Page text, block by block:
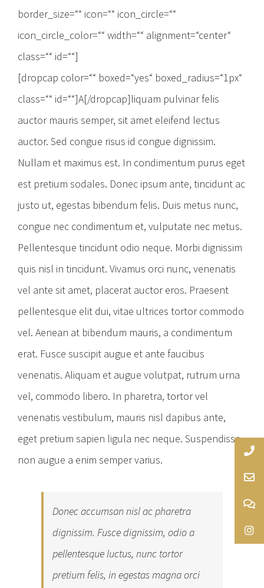
border_size=““ icon=““ icon_circle=““
icon_circle_color=““ width=““ alignment=“center“
class=““ id=““]
[dropcap color=““ boxed=“yes“ boxed_radius=“1px“
class=““ id=““]A[/dropcap]liquam pulvinar felis
auctor mauris semper, sit amet eleifend lectus
auctor. Sed congue risus id congue dignissim.
Nullam et maximus est. In condimentum purus eget
est pretium sodales. Donec ipsum ante, tincidunt ac
justo ut, egestas bibendum felis. Duis metus nunc,
congue nec condimentum et, vulputate nec metus.
Pellentesque tincidunt odio neque. Morbi dignissim
quis nisl in tincidunt. Vivamus orci nunc, venenatis
vel ante sit amet, placerat auctor eros. Praesent
pellentesque elit dui, vitae ultrices tortor commodo
vel. Aenean at bibendum mauris, a condimentum
erat. Fusce suscipit augue et ante faucibus
venenatis. Aliquam et augue volutpat, rutrum urna
vel, commodo libero. In pharetra, tortor vel
venenatis vestibulum, mauris nisl dapibus ante,
eget pretium sapien ligula nec neque. Suspendisse
non augue a enim semper varius.
Donec accumsan nisl ac pharetra
dignissim. Fusce dignissim, odio a
pellentesque luctus, nunc tortor
pretium felis, in egestas magna orci